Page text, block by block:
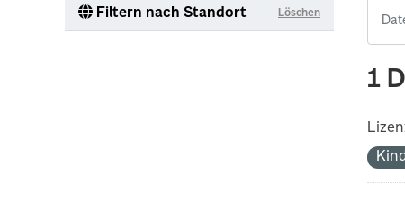
Filtern nach Standort Löschen
1